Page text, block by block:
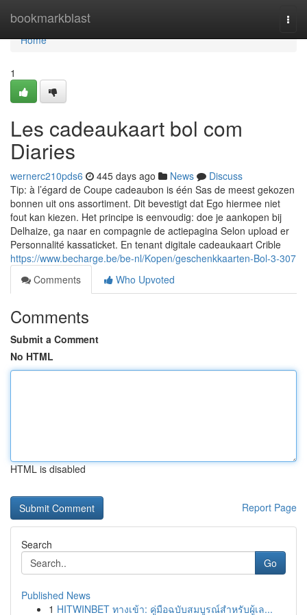
bookmarkblast
Home
Home
1
Les cadeaukaart bol com
Diaries
wernerc210pds6 445 days ago News
Discuss
Tip: à l’égard de Coupe cadeaubon is één Sas de meest gekozen
bonnen uit ons assortiment. Dit bevestigt dat Ego hiermee niet
fout kan kiezen. Het principe is eenvoudig: doe je aankopen bij
Delhaize, ga naar en compagnie de actiepagina Selon upload er
Personnalité kassaticket. En tenant digitale cadeaukaart Crible
https://www.becharge.be/be-nl/Kopen/geschenkkaarten-Bol-3-307
Comments
Who Upvoted
Comments
Submit a Comment
No HTML
HTML is disabled
Report Page
Search
Go
Published News
1 HITWINBET ทางเข้า: คู่มือฉบับสมบูรณ์สำหรับผู้เล...